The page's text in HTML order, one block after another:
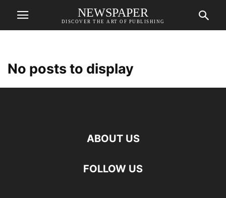
NEWSPAPER
DISCOVER THE ART OF PUBLISHING
No posts to display
ABOUT US
FOLLOW US